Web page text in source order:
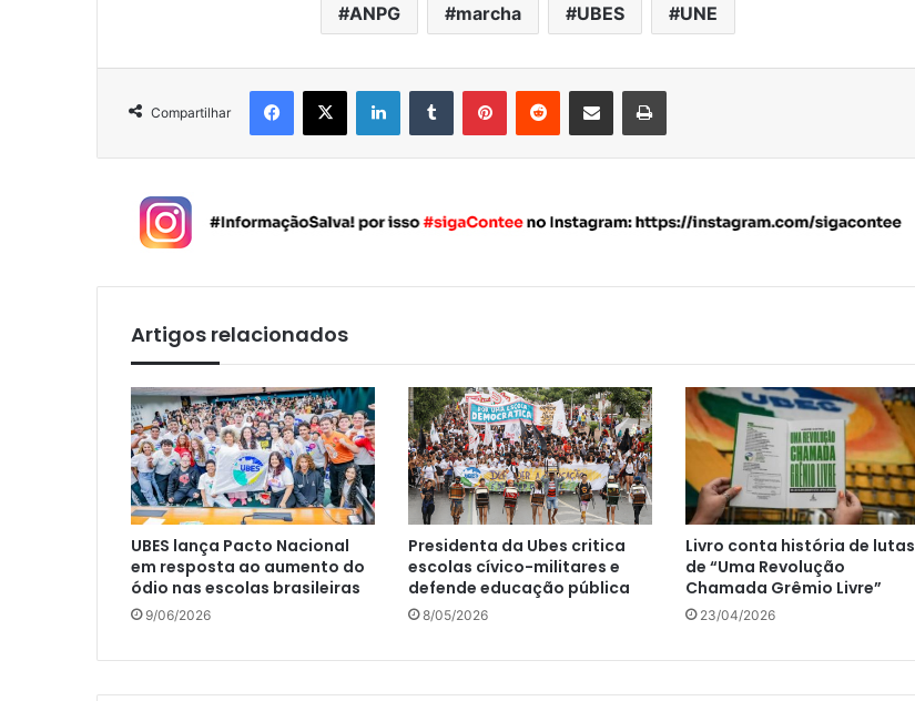
ANPG marcha UBES UNE
Compartilhar
Artigos relacionados
UBES lança Pacto Nacional
em resposta ao aumento do
ódio nas escolas brasileiras
9/06/2026
Presidenta da Ubes critica
escolas cívico-militares e
defende educação pública
8/05/2026
Livro conta história de lutas
de “Uma Revolução
Chamada Grêmio Livre”
23/04/2026